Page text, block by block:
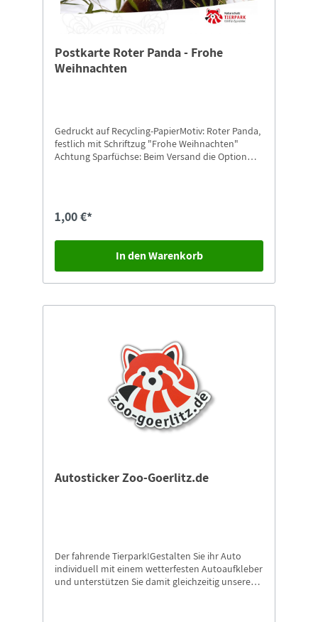
Postkarte Roter Panda - Frohe
Weihnachten
Gedruckt auf Recycling-PapierMotiv: Roter Panda,
festlich mit Schriftzug "Frohe Weihnachten"
Achtung Sparfüchse: Beim Versand die Option
1,00 €*
In den Warenkorb
Autosticker Zoo-Goerlitz.de
Der fahrende Tierpark!Gestalten Sie ihr Auto
individuell mit einem wetterfesten Autoaufkleber
und unterstützen Sie damit gleichzeitig unseren